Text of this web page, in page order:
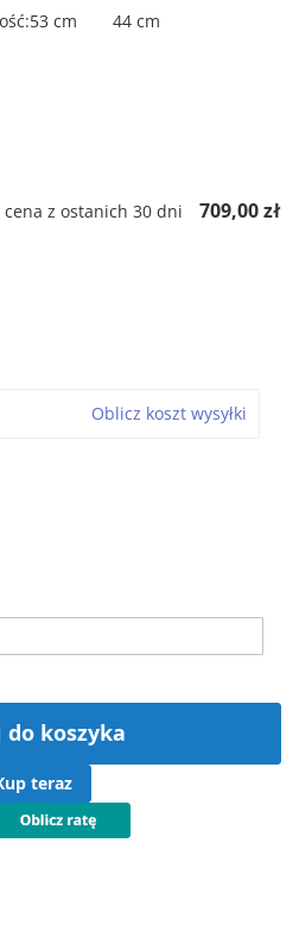
cm 44 cm
cena z ostanich 30 dni 709,00 zł
Oblicz koszt wysyłki
do koszyka
teraz